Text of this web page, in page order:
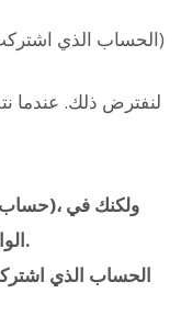
B@mail (الحساب الذي اشتركت فيه بالخطة المدفوعة)
لنفترض ذلك. عندما
الواقع قمت بإجراءات حذف الحساب.